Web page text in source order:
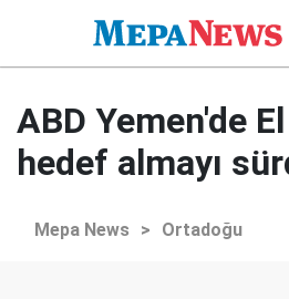
ABD Yemen'de
hedef almayı
Mepa News > Ortadoğu